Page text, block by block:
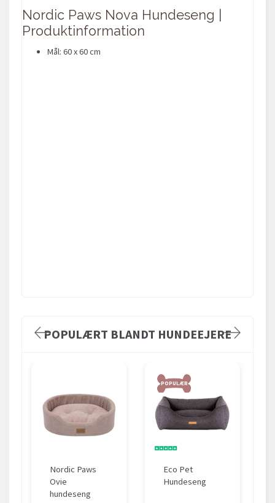
Nordic Paws Nova Hundeseng |
Produktinformation
Mål: 60 x 60 cm
POPULÆRT BLANDT HUNDEEJERE
Nordic Paws
Ovie
hundeseng
POPULÆR
Eco Pet
Hundeseng